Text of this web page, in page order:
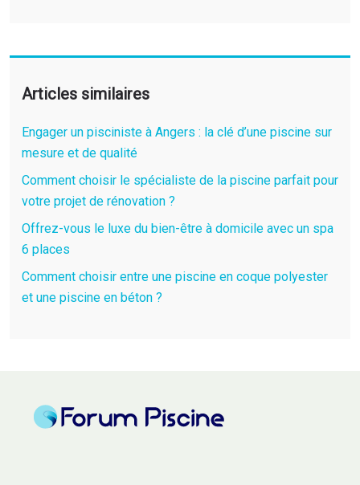
Articles similaires
Engager un pisciniste à Angers : la clé d’une piscine sur
mesure et de qualité
Comment choisir le spécialiste de la piscine parfait pour
votre projet de rénovation ?
Offrez-vous le luxe du bien-être à domicile avec un spa
6 places
Comment choisir entre une piscine en coque polyester
et une piscine en béton ?